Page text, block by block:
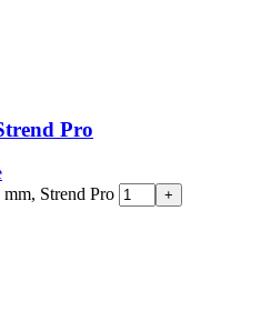
Pro
Strend Pro